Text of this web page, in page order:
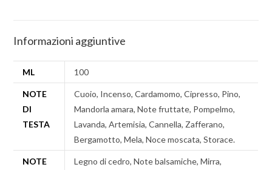
Informazioni aggiuntive
ML 100
NOTE
DI
TESTA
Cuoio, Incenso, Cardamomo, Cipresso, Pino,
Mandorla amara, Note fruttate, Pompelmo,
Lavanda, Artemisia, Cannella, Zafferano,
Bergamotto, Mela, Noce moscata, Storace.
NOTE
Legno di cedro, Note balsamiche, Mirra,